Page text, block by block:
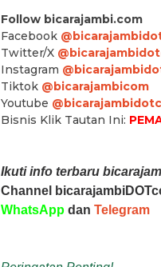
Follow bicarajambi.com
Facebook
Twitter/X
Instagram
Tiktok @bicarajambicom
Youtube
Bisnis Klik Tautan Ini:
Ikuti info terbaru
Channel
WhatsApp dan Telegram